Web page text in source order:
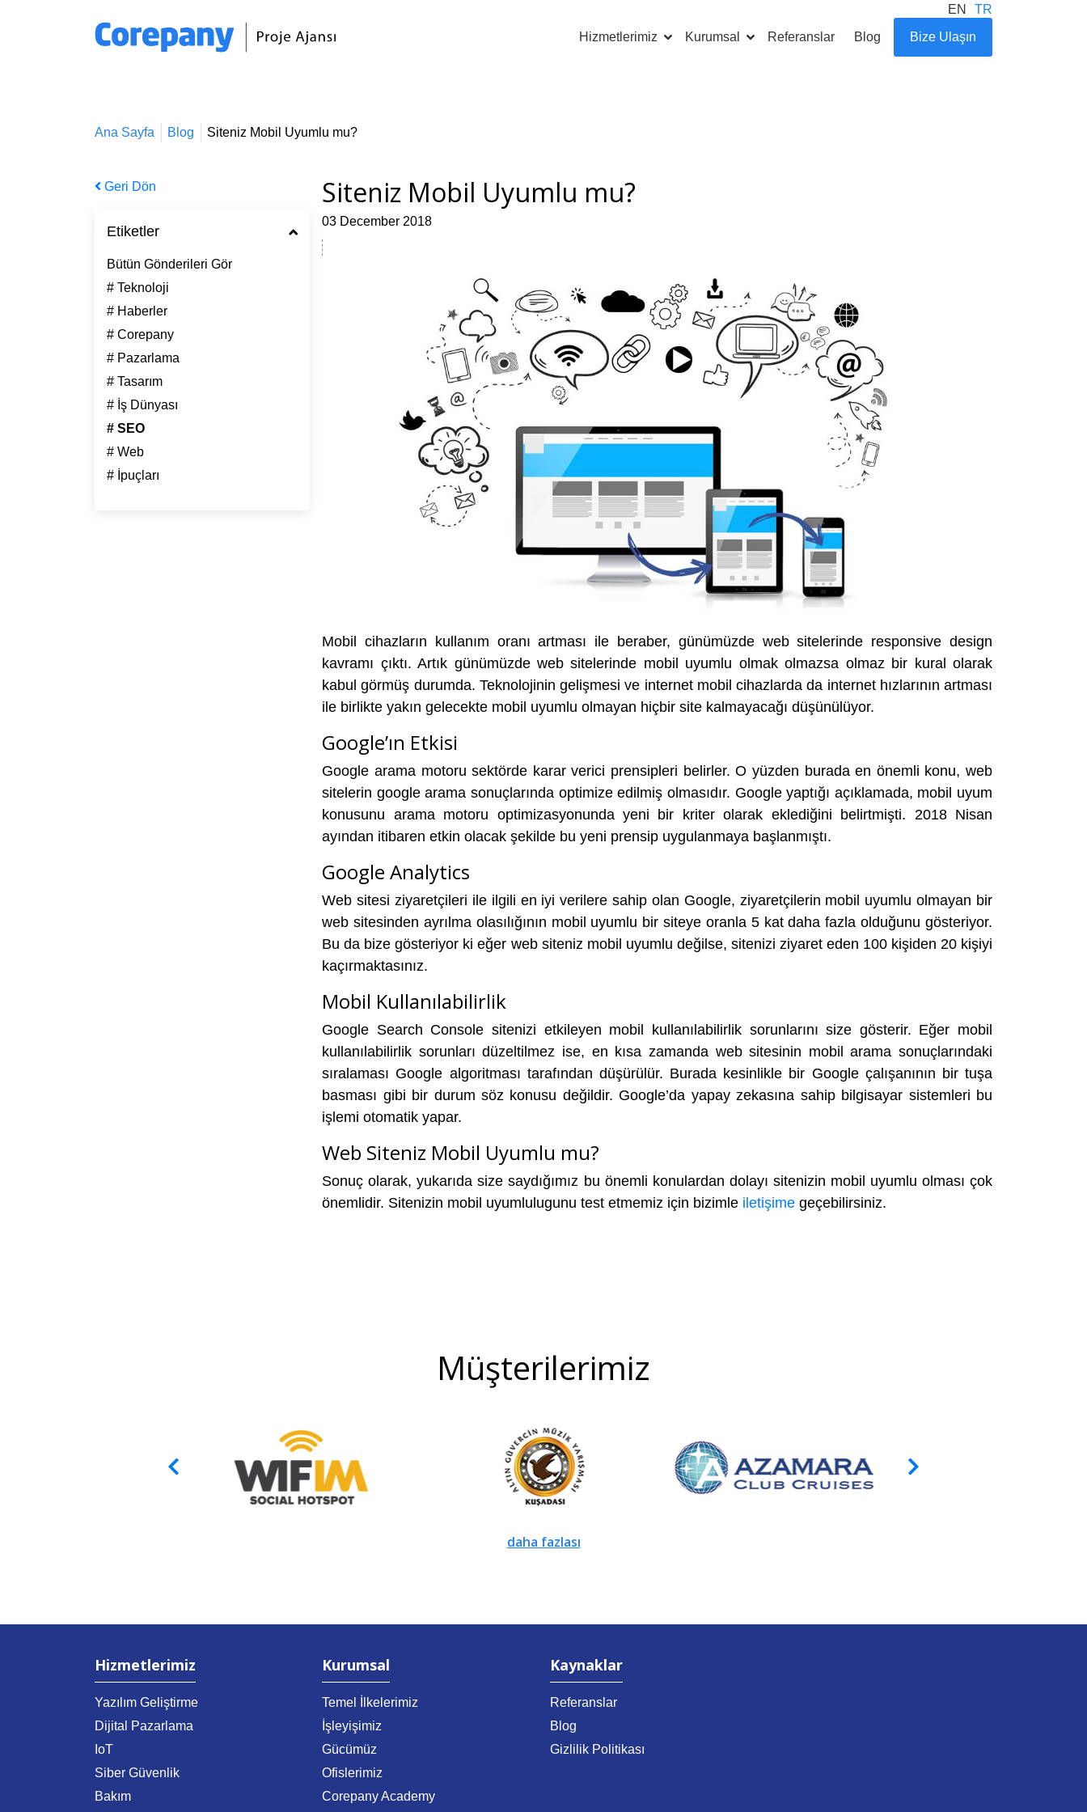
Hizmetlerimiz Kurumsal Referanslar Blog
EN
TR
Bize Ulaşın
Ana Sayfa Blog Siteniz Mobil Uyumlu mu?
Geri Dön
Etiketler
Bütün Gönderileri Gör
# Teknoloji
# Haberler
# Corepany
# Pazarlama
# Tasarım
# İş Dünyası
# SEO
# Web
# İpuçları
Siteniz Mobil Uyumlu mu?
03 December 2018
Mobil cihazların kullanım oranı artması ile beraber, günümüzde web sitelerinde responsive design
kavramı çıktı. Artık günümüzde web sitelerinde mobil uyumlu olmak olmazsa olmaz bir kural olarak
kabul görmüş durumda. Teknolojinin gelişmesi ve internet mobil cihazlarda da internet hızlarının artması
ile birlikte yakın gelecekte mobil uyumlu olmayan hiçbir site kalmayacağı düşünülüyor.
Google’ın Etkisi
Google arama motoru sektörde karar verici prensipleri belirler. O yüzden burada en önemli konu, web
sitelerin google arama sonuçlarında optimize edilmiş olmasıdır. Google yaptığı açıklamada, mobil uyum
konusunu arama motoru optimizasyonunda yeni bir kriter olarak eklediğini belirtmişti. 2018 Nisan
ayından itibaren etkin olacak şekilde bu yeni prensip uygulanmaya başlanmıştı.
Google Analytics
Web sitesi ziyaretçileri ile ilgili en iyi verilere sahip olan Google, ziyaretçilerin mobil uyumlu olmayan bir
web sitesinden ayrılma olasılığının mobil uyumlu bir siteye oranla 5 kat daha fazla olduğunu gösteriyor.
Bu da bize gösteriyor ki eğer web siteniz mobil uyumlu değilse, sitenizi ziyaret eden 100 kişiden 20 kişiyi
kaçırmaktasınız.
Mobil Kullanılabilirlik
Google Search Console sitenizi etkileyen mobil kullanılabilirlik sorunlarını size gösterir. Eğer mobil
kullanılabilirlik sorunları düzeltilmez ise, en kısa zamanda web sitesinin mobil arama sonuçlarındaki
sıralaması Google algoritması tarafından düşürülür. Burada kesinlikle bir Google çalışanının bir tuşa
basması gibi bir durum söz konusu değildir. Google’da yapay zekasına sahip bilgisayar sistemleri bu
işlemi otomatik yapar.
Web Siteniz Mobil Uyumlu mu?
Sonuç olarak, yukarıda size saydığımız bu önemli konulardan dolayı sitenizin mobil uyumlu olması çok
önemlidir. Sitenizin mobil uyumlulugunu test etmemiz için bizimle iletişime geçebilirsiniz.
Müşterilerimiz
daha fazlası
Hizmetlerimiz
Yazılım Geliştirme
Dijital Pazarlama
IoT
Siber Güvenlik
Bakım
Kurumsal
Temel İlkelerimiz
İşleyişimiz
Gücümüz
Ofislerimiz
Corepany Academy
Kaynaklar
Referanslar
Blog
Gizlilik Politikası